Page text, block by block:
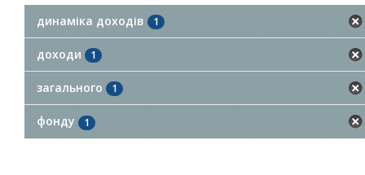
динаміка доходів 1
доходи 1
загального 1
фонду 1